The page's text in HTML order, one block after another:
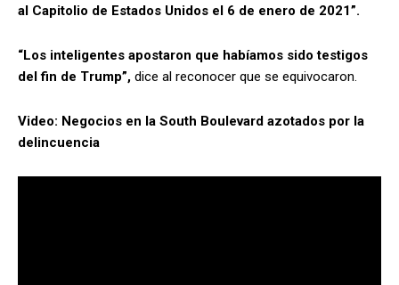
al Capitolio de Estados Unidos el 6 de enero de 2021”.
“Los inteligentes apostaron que habíamos sido testigos
del fin de Trump”, dice al reconocer que se equivocaron.
Video: Negocios en la South Boulevard azotados por la
delincuencia